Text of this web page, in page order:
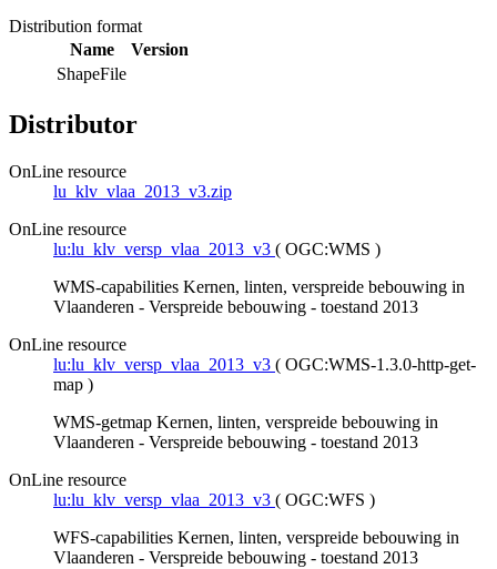
Distribution format
Name
Version
ShapeFile
Distributor
OnLine resource
lu_klv_vlaa_2013_v3.zip
OnLine resource
lu:lu_klv_versp_vlaa_2013_v3 ( OGC:WMS )
WMS-capabilities Kernen, linten, verspreide bebouwing in
Vlaanderen - Verspreide bebouwing - toestand 2013
OnLine resource
lu:lu_klv_versp_vlaa_2013_v3 ( OGC:WMS-1.3.0-http-get-
map )
WMS-getmap Kernen, linten, verspreide bebouwing in
Vlaanderen - Verspreide bebouwing - toestand 2013
OnLine resource
lu:lu_klv_versp_vlaa_2013_v3 ( OGC:WFS )
WFS-capabilities Kernen, linten, verspreide bebouwing in
Vlaanderen - Verspreide bebouwing - toestand 2013